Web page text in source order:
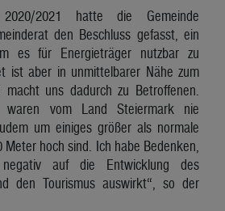
2021 hatte die Gemeinde
den Beschluss gefasst, ein
es für Energieträger nutzbar zu
ist aber in unmittelbarer Nähe zum
uns dadurch zu Betroffenen.
waren vom Land Steiermark nie
um einiges größer als normale
hoch sind. Ich habe Bedenken,
auf die Entwicklung des
den Tourismus auswirkt“, so der